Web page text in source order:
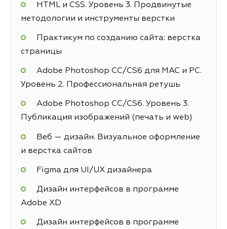
HTML и CSS. Уровень 3. Продвинутые
методологии и инструменты верстки
Практикум по созданию сайта: верстка
страницы
Adobe Photoshop СС/CS6 для MAC и PC.
Уровень 2. Профессиональная ретушь
Adobe Photoshop СС/CS6. Уровень 3.
Публикация изображений (печать и web)
Веб — дизайн. Визуальное оформление
и верстка сайтов
Figma для UI/UX дизайнера
Дизайн интерфейсов в программе
Adobe XD
Дизайн интерфейсов в программе